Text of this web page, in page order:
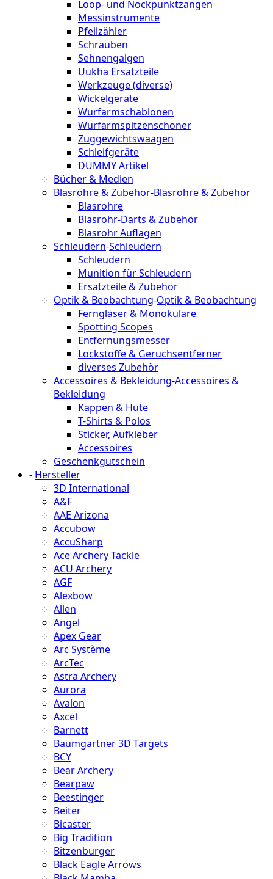
Loop- und Nockpunktzangen
Messinstrumente
Pfeilzähler
Schrauben
Sehnengalgen
Uukha Ersatzteile
Werkzeuge (diverse)
Wickelgeräte
Wurfarmschablonen
Wurfarmspitzenschoner
Zuggewichtswaagen
Schleifgeräte
DUMMY Artikel
Bücher & Medien
Blasrohre & Zubehör-Blasrohre & Zubehör
Blasrohre
Blasrohr-Darts & Zubehör
Blasrohr Auflagen
Schleudern-Schleudern
Schleudern
Munition für Schleudern
Ersatzteile & Zubehör
Optik & Beobachtung-Optik & Beobachtung
Ferngläser & Monokulare
Spotting Scopes
Entfernungsmesser
Lockstoffe & Geruchsentferner
diverses Zubehör
Accessoires & Bekleidung-Accessoires &
Bekleidung
Kappen & Hüte
T-Shirts & Polos
Sticker, Aufkleber
Accessoires
Geschenkgutschein
- Hersteller
3D International
A&F
AAE Arizona
Accubow
AccuSharp
Ace Archery Tackle
ACU Archery
AGF
Alexbow
Allen
Angel
Apex Gear
Arc Système
ArcTec
Astra Archery
Aurora
Avalon
Axcel
Barnett
Baumgartner 3D Targets
BCY
Bear Archery
Bearpaw
Beestinger
Beiter
Bicaster
Big Tradition
Bitzenburger
Black Eagle Arrows